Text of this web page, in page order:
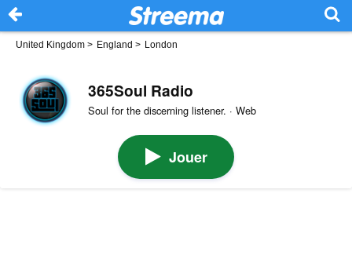
United Kingdom > England > London
365Soul Radio
Soul for the discerning listener. · Web
Jouer